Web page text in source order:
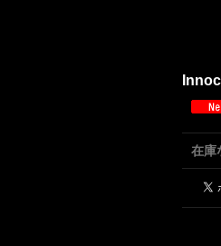
在庫